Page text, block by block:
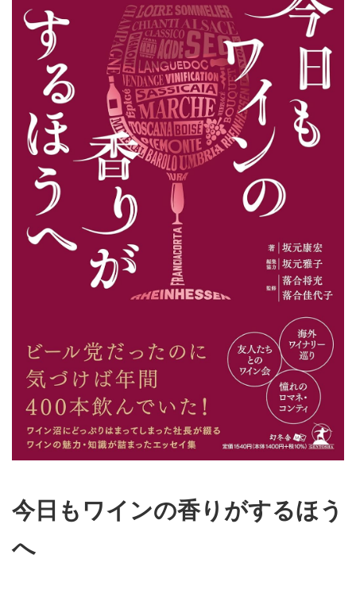
今日もワインの香りがするほう
へ